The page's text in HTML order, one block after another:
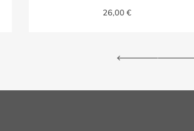
26,00 €